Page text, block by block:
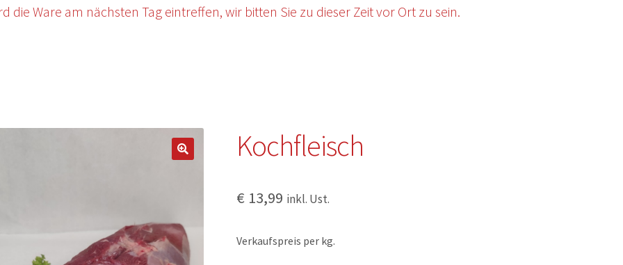
E-COMMERCE ImpressumKasseMein KontoWarenkorb
Ware am nächsten Tag eintreffen, wir bitten Sie zu dieser Zeit vor Ort zu sein.
Kochfleisch
€ 13,99 inkl. Ust.
Verkaufspreis per kg.